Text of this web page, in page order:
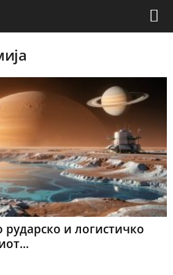
и логистичко